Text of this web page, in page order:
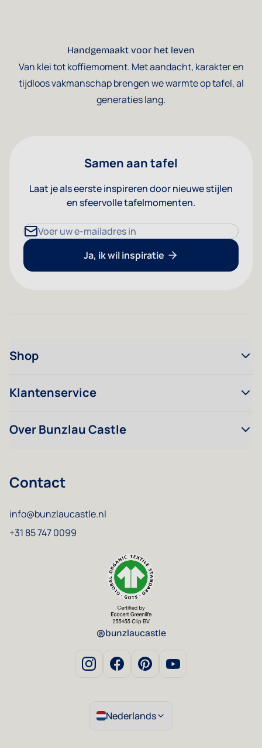
Handgemaakt voor het leven
Van klei tot koffiemoment. Met aandacht, karakter en
tijdloos vakmanschap brengen we warmte op tafel, al
generaties lang.
Samen aan tafel
Laat je als eerste inspireren door nieuwe stijlen
en sfeervolle tafelmomenten.
E-mailadres
Ja, ik wil inspiratie
Shop
Klantenservice
Over Bunzlau Castle
Contact
info@bunzlaucastle.nl
+31 85 747 0099
@bunzlaucastle
Nederlands